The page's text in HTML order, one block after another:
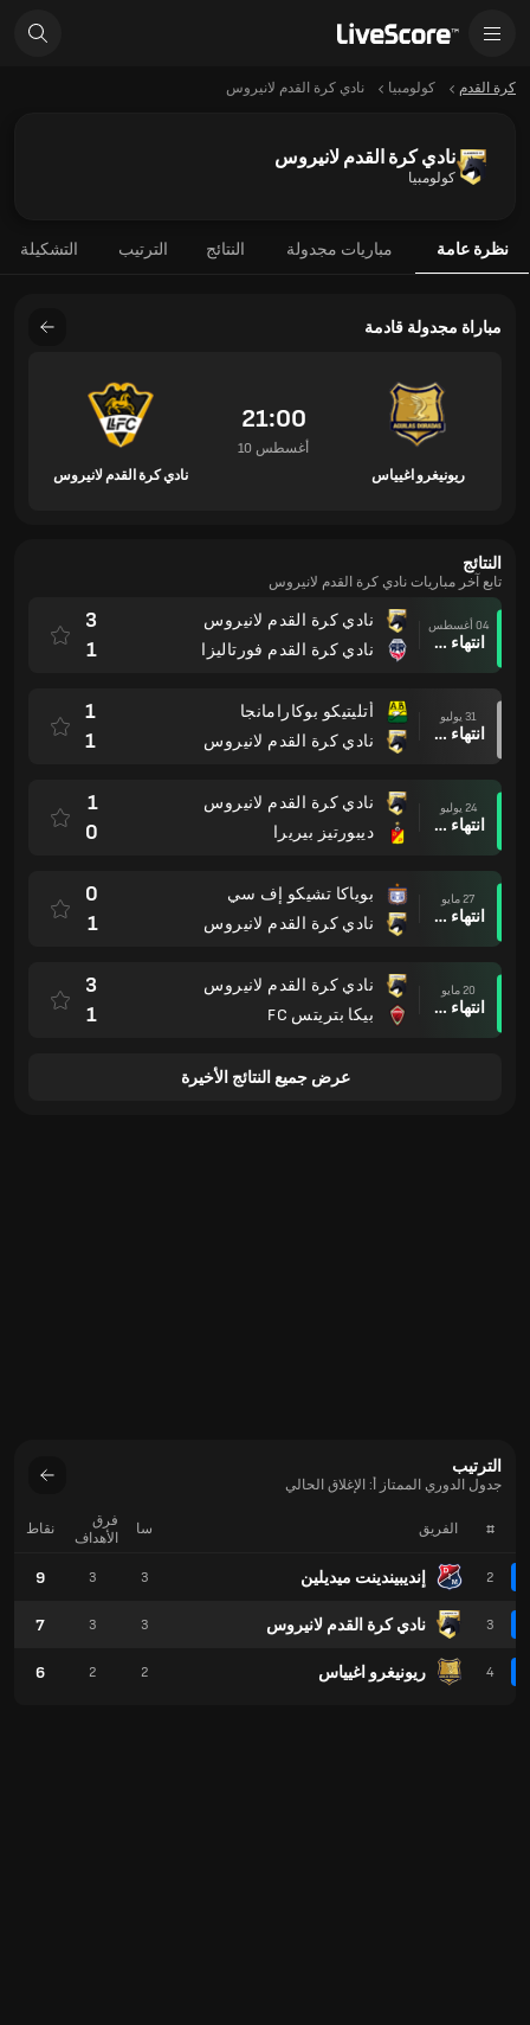
كرة القدم كولومبيا نادي كرة القدم لانيروس
نادي كرة القدم لانيروس
كولومبيا
نظرة عامة مباريات مجدولة النتائج الترتيب التشكيلة
مباراة مجدولة قادمة
ريونيغرو اغيياس
21:00
10 أغسطس
نادي كرة القدم لانيروس
النتائج
تابع آخر مباريات نادي كرة القدم لانيروس
04 أغسطس
انتهاء وقت المباراة
نادي كرة القدم لانيروس
نادي كرة القدم فورتاليزا
3
1
31 يوليو
انتهاء وقت المباراة
أتليتيكو بوكارامانجا
نادي كرة القدم لانيروس
1
1
24 يوليو
انتهاء وقت المباراة
نادي كرة القدم لانيروس
ديبورتيز بيريرا
1
0
27 مايو
انتهاء وقت المباراة
بوياكا تشيكو إف سي
نادي كرة القدم لانيروس
0
1
20 مايو
انتهاء وقت المباراة
نادي كرة القدم لانيروس
بيكا بتريتس FC
3
1
عرض جميع النتائج الأخيرة
الترتيب
جدول الدوري الممتاز أ: الإغلاق الحالي
# الفريق
2 إنديبيندينت ميديلين
3 نادي كرة القدم لانيروس
4 ريونيغرو اغيياس
سا
فرق
الأهداف
نقاط
3
3
9
3
3
7
2
2
6